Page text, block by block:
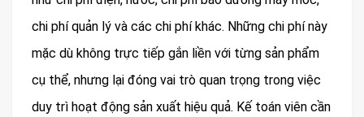
chi phí quản lý và các chi phí khác. Những chi phí này
mặc dù không trực tiếp gắn liền với từng sản phẩm
cụ thể, nhưng lại đóng vai trò quan trọng trong việc
duy trì hoạt động sản xuất hiệu quả. Kế toán viên cần